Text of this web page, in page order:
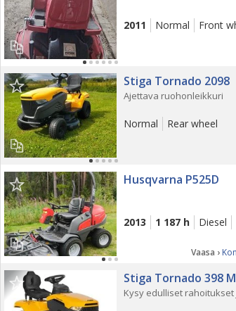
2011 Normal Front
Stiga Tornado 2098
Ajettava ruohonleikkuri
Normal Rear wheel
Husqvarna P525D
2013 1 187 h Diesel
Vaasa ›
Stiga Tornado 398 M
Kysy edulliset rahoitukset